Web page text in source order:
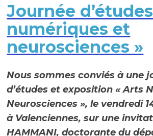
Journée
numériques et
neurosciences »
Nous sommes conviés à une
d’études et exposition « Arts
Neurosciences », le vendredi
à Valenciennes, sur une
HAMMANI, doctorante du